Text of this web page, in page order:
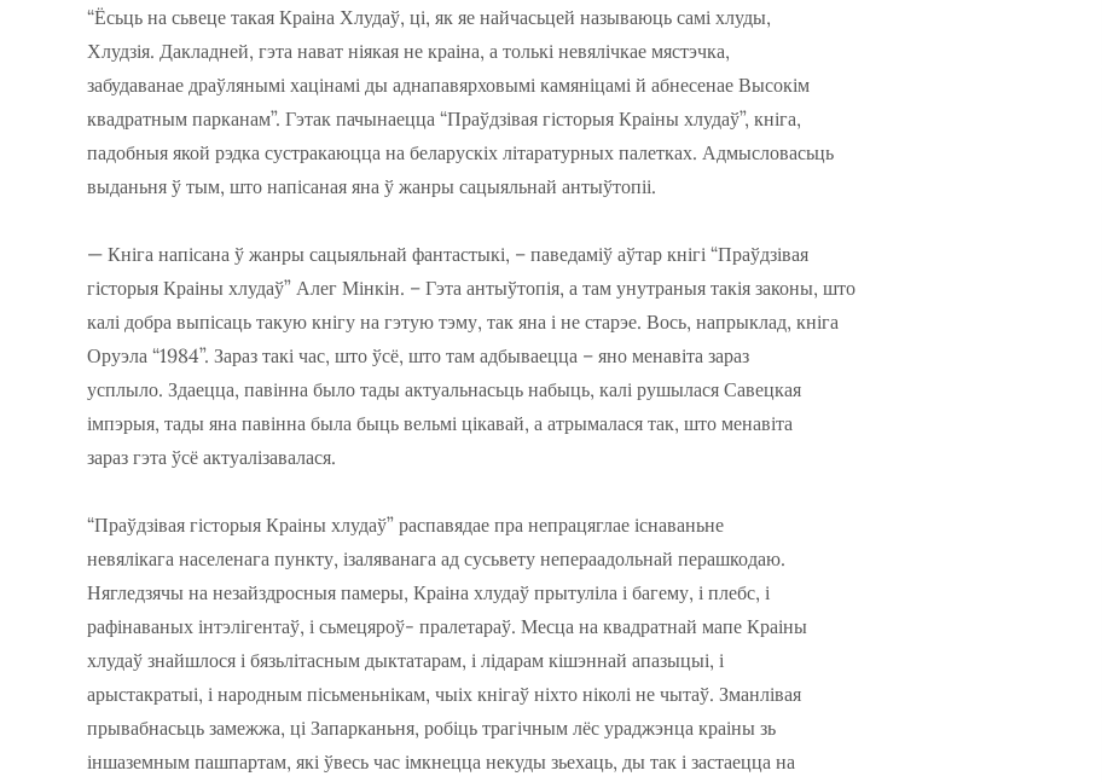
“Ёсьць на сьвеце такая Краіна Хлудаў, ці, як яе найчасьцей называюць самі хлуды,
Хлудзія. Дакладней, гэта нават ніякая не краіна, а толькі невялічкае мястэчка,
забудаванае драўлянымі хацінамі ды аднапавярховымі камяніцамі й абнесенае Высокім
квадратным парканам”. Гэтак пачынаецца “Праўдзівая гісторыя Краіны хлудаў”, кніга,
падобныя якой рэдка сустракаюцца на беларускіх літаратурных палетках. Адмысловасьць
выданьня ў тым, што напісаная яна ў жанры сацыяльнай антыўтопіі.
— Кніга напісана ў жанры сацыяльнай фантастыкі, – паведаміў аўтар кнігі “Праўдзівая
гісторыя Краіны хлудаў” Алег Мінкін. – Гэта антыўтопія, а там унутраныя такія законы, што
калі добра выпісаць такую кнігу на гэтую тэму, так яна і не старэе. Вось, напрыклад, кніга
Оруэла “1984”. Зараз такі час, што ўсё, што там адбываецца – яно менавіта зараз
усплыло. Здаецца, павінна было тады актуальнасьць набыць, калі рушылася Савецкая
імпэрыя, тады яна павінна была быць вельмі цікавай, а атрымалася так, што менавіта
зараз гэта ўсё актуалізавалася.
“Праўдзівая гісторыя Краіны хлудаў” распавядае пра непрацяглае існаваньне
невялікага населенага пункту, ізаляванага ад сусьвету непераадольнай перашкодаю.
Нягледзячы на незайздросныя памеры, Краіна хлудаў прытуліла і багему, і плебс, і
рафінаваных інтэлігентаў, і сьмецяроў- пралетараў. Месца на квадратнай мапе Краіны
хлудаў знайшлося і бязьлітасным дыктатарам, і лідарам кішэннай апазыцыі, і
арыстакратыі, і народным пісьменьнікам, чыіх кнігаў ніхто ніколі не чытаў. Зманлівая
прывабнасьць замежжа, ці Запарканьня, робіць трагічным лёс ураджэнца краіны зь
іншаземным пашпартам, які ўвесь час імкнецца некуды зьехаць, ды так і застаецца на